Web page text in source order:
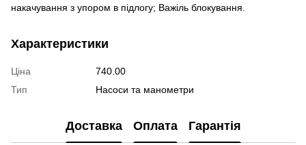
накачування з упором в підлогу; Важіль блокування.
Характеристики
Ціна
740.00
Тип
Насоси та манометри
Доставка Оплата Гарантія